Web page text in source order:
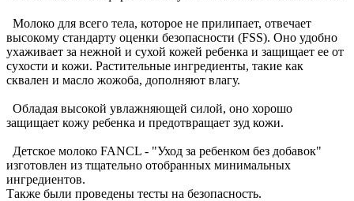
Молоко для всего тела, которое не прилипает, отвечает
высокому стандарту оценки безопасности (FSS). Оно удобно
ухаживает за нежной и сухой кожей ребенка и защищает ее от
сухости и кожи. Растительные ингредиенты, такие как
сквален и масло жожоба, дополняют влагу.
Обладая высокой увлажняющей силой, оно хорошо
защищает кожу ребенка и предотвращает зуд кожи.
Детское молоко FANCL - "Уход за ребенком без добавок"
изготовлен из тщательно отобранных минимальных
ингредиентов.
Также были проведены тесты на безопасность.